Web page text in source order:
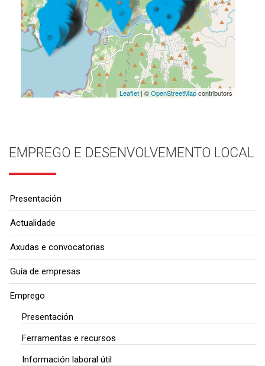
Leaflet| ©OpenStreetMapcontributors
EMPREGO E DESENVOLVEMENTO LOCAL
Presentación
Actualidade
Axudas e convocatorias
Guía de empresas
Emprego
Presentación
Ferramentas e recursos
Información laboral útil